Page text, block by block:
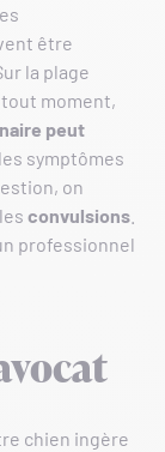
être
la plage
tout moment,
peut
les symptômes
on
convulsions
professionnel
chien ingère